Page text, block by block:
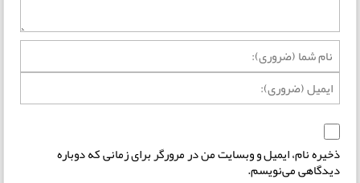
ذخیره نام، ایمیل و وبسایت من در مرورگر برای زمانی که دوباره
دیدگاهی می‌نویسم.